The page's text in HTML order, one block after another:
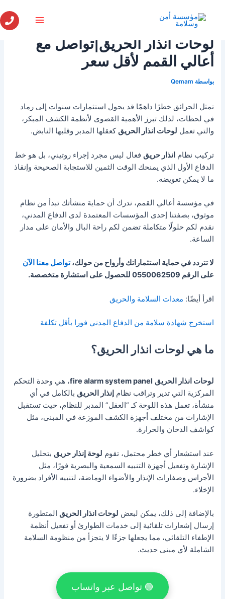
لوحات انذار الحريق|تواصل مع
أعالي القمم لأقل سعر
بواسطة Qemam
تمثل الحرائق خطرًا داهمًا قد يحول استثمارات سنوات إلى رماد
في لحظات، لذلك تبرز الأهمية القصوى لأنظمة الكشف المبكر،
والتي تعمل لوحات انذار الحريقكعقلها المدبر وقلبها النابض.
تركيب نظام انذار حريق فعال ليس مجرد إجراء روتيني، بل هو خط
الدفاع الأول الذي يمنحك الوقت الثمين للاستجابة الصحيحة وإنقاذ
ما لا يمكن تعويضه.
في مؤسسة أعالي القمم، ندرك أن حماية منشأتك تبدأ من نظام
موثوق، بصفتنا إحدى المؤسسات المعتمدة لدى الدفاع المدني،
نقدم لكم حلولًا متكاملة تضمن لكم راحة البال والأمان على مدار
الساعة.
لا تتردد في حماية استثماراتك وأرواح من حولك،تواصل معنا الآن
على الرقم 0550062509 للحصول على استشارة متخصصة.
اقرأ أيضًا: معدات السلامة والحريق
استخرج شهادة سلامة من الدفاع المدني فورا بأقل تكلفة
ما هي لوحات انذار الحريق؟
لوحات انذار الحريق fire alarm system panel، هي وحدة التحكم
المركزية التي تدير وتراقب نظامإنذار الحريق بالكامل في أي
منشأة، تعمل هذه اللوحة كـ “العقل” المدبر للنظام، حيث تستقبل
الإشارات من مختلف أجهزة الكشف الموزعة في المبنى، مثل
كواشف الدخان والحرارة.
عند استشعار أي خطر محتمل، تقوم لوحة إنذار حريق بتحليل
الإشارة وتفعيل أجهزة التنبيه السمعية والبصرية فورًا، مثل
الأجراس وصفارات الإنذار والأضواء الوماضة، لتنبيه الأفراد بضرورة
الإخلاء.
بالإضافة إلى ذلك، يمكن لبعض لوحات انذار الحريق المتطورة
إرسال إشعارات تلقائية إلى خدمات الطوارئ أو تفعيل أنظمة
الإطفاء التلقائي، مما يجعلها جزءًا لا يتجزأ من منظومة السلامة
الشاملة لأي مبنى حديث.
🟢 تواصل عبر واتساب